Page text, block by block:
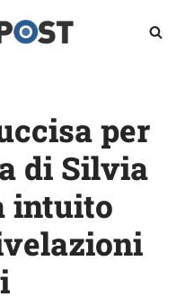
per
di Silvia
intuito